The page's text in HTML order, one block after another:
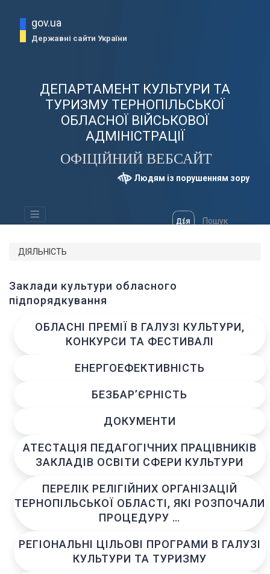
gov.ua
Державні сайти України
ДЕПАРТАМЕНТ КУЛЬТУРИ ТА
ТУРИЗМУ ТЕРНОПІЛЬСЬКОЇ
ОБЛАСНОЇ ВІЙСЬКОВОЇ
АДМІНІСТРАЦІЇ
ОФІЦІЙНИЙ ВЕБСАЙТ
Людям із порушенням зору
ДІЯЛЬНІСТЬ
Заклади культури обласного
підпорядкування
ОБЛАСНІ ПРЕМІЇ В ГАЛУЗІ КУЛЬТУРИ,
КОНКУРСИ ТА ФЕСТИВАЛІ
ЕНЕРГОЕФЕКТИВНІСТЬ
БЕЗБАР’ЄРНІСТЬ
ДОКУМЕНТИ
АТЕСТАЦІЯ ПЕДАГОГІЧНИХ ПРАЦІВНИКІВ
ЗАКЛАДІВ ОСВІТИ СФЕРИ КУЛЬТУРИ
ПЕРЕЛІК РЕЛІГІЙНИХ ОРГАНІЗАЦІЙ
ТЕРНОПІЛЬСЬКОЇ ОБЛАСТІ, ЯКІ РОЗПОЧАЛИ
ПРОЦЕДУРУ …
РЕГІОНАЛЬНІ ЦІЛЬОВІ ПРОГРАМИ В ГАЛУЗІ
КУЛЬТУРИ ТА ТУРИЗМУ